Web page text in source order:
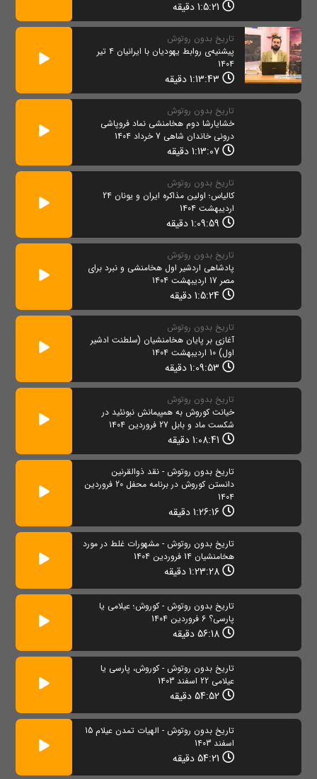
تاریخ بدون روتوش
پیشنیه‌ی روابط يهوديان با ایرانیان 4 تیر
1404
تاریخ بدون روتوش
خشایارشا دوم هخامنشی نماد فروپاشی
درونی خاندان شاهی 7 خرداد 1404
تاریخ بدون روتوش
کالیاس؛ اولین مذاکره ایران و یونان 24
اردیبهشت 1404
تاریخ بدون روتوش
پادشاهی اردشیر اول هخامنشی و نبرد برای
مصر 17 اردیبهشت 1404
تاریخ بدون روتوش
آغازی بر پایان هخامنشیان (سلطنت ادشیر
اول) 10 اردیبهشت 1404
تاریخ بدون روتوش
خیانت کوروش به همپیمانش نبونئید در
شکست ماد و بابل 27 فروردین 1404
تاریخ بدون روتوش - نقد ذوالقرنین
دانستن کوروش در برنامه محفل 20 فروردین
1404
تاریخ بدون روتوش - مشهورات غلط در مورد
هخامنشیان 14 فروردین 1404
تاریخ بدون روتوش - کوروش؛ عیلامی یا
پارسی؟ 6 فروردین 1404
تاریخ بدون روتوش - کوروش، پارسی یا
عیلامی 22 اسفند 1403
تاریخ بدون روتوش - الهیات تمدن عیلام 15
اسفند 1403